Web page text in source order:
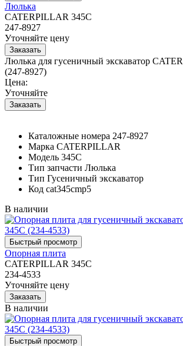
Люлька
CATERPILLAR 345C
247-8927
Уточняйте цену
Люлька для гусеничный экскаватор
(247-8927)
Цена:
Уточняйте
Каталожные номера 247-8927
Марка CATERPILLAR
Модель 345C
Тип запчасти Люлька
Тип Гусеничный экскаватор
Код cat345cmp5
В наличии
Опорная плита
CATERPILLAR 345C
234-4533
Уточняйте цену
В наличии